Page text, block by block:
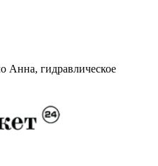
Анна, гидравлическое